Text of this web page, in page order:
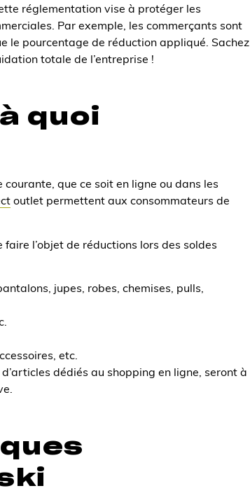
réglementation vise à protéger les
Par exemple, les commerçants sont
le pourcentage de réduction appliqué. Sachez
totale de l’entreprise !
quoi
que ce soit en ligne ou dans les
outlet permettent aux consommateurs de
l’objet de réductions lors des soldes
jupes, robes, chemises, pulls,
etc.
dédiés au shopping en ligne, seront à